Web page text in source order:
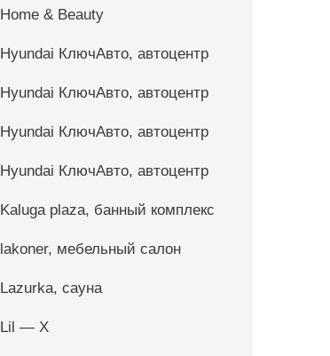
Home & Beauty
Hyundai КлючАвто, автоцентр
Hyundai КлючАвто, автоцентр
Hyundai КлючАвто, автоцентр
Hyundai КлючАвто, автоцентр
Kaluga plaza, банный комплекс
lakoner, мебельный салон
Lazurka, сауна
Lil — X